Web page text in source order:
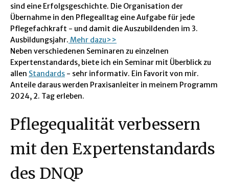
sind eine Erfolgsgeschichte. Die Organisation der
Übernahme in den Pflegealltag eine Aufgabe für jede
Pflegefachkraft - und damit die Auszubildenden im 3.
Ausbildungsjahr. Mehr dazu>>
Neben verschiedenen Seminaren zu einzelnen
Expertenstandards, biete ich ein Seminar mit Überblick zu
allen Standards - sehr informativ. Ein Favorit von mir.
Anteile daraus werden Praxisanleiter in meinem Programm
2024, 2. Tag erleben.
Pflegequalität verbessern
mit den Expertenstandards
des DNQP